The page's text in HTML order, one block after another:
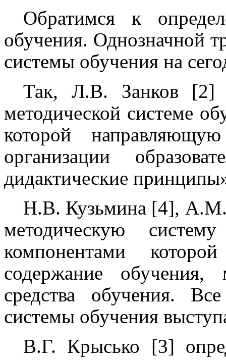
Обратимся к
обучения. Однозначной
системы обучения на
Так, Л.В. Занков [2]
методической системе
которой
организации
дидактические
Н.В. Кузьмина [4],
методическую
компонентами
содержание
средства обучения.
системы обучения
В.Г. Крысько [3]